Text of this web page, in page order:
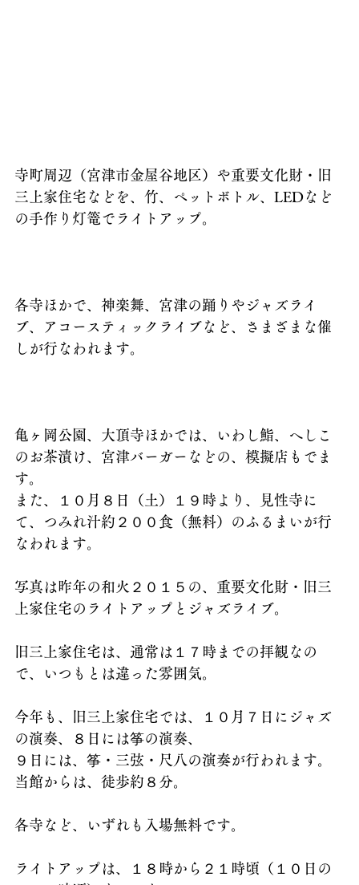
寺町周辺（宮津市金屋谷地区）や重要文化財・旧
三上家住宅などを、竹、ペットボトル、LEDなど
の手作り灯篭でライトアップ。
各寺ほかで、神楽舞、宮津の踊りやジャズライ
ブ、アコースティックライブなど、さまざまな催
しが行なわれます。
亀ヶ岡公園、大頂寺ほかでは、いわし鮨、へしこ
のお茶漬け、宮津バーガーなどの、模擬店もでま
す。
また、１０月８日（土）１９時より、見性寺に
て、つみれ汁約２００食（無料）のふるまいが行
なわれます。
写真は昨年の和火２０１５の、重要文化財・旧三
上家住宅のライトアップとジャズライブ。
旧三上家住宅は、通常は１７時までの拝観なの
で、いつもとは違った雰囲気。
今年も、旧三上家住宅では、１０月７日にジャズ
の演奏、８日には筝の演奏、
９日には、筝・三弦・尺八の演奏が行われます。
当館からは、徒歩約８分。
各寺など、いずれも入場無料です。
ライトアップは、１８時から２１時頃（１０日の